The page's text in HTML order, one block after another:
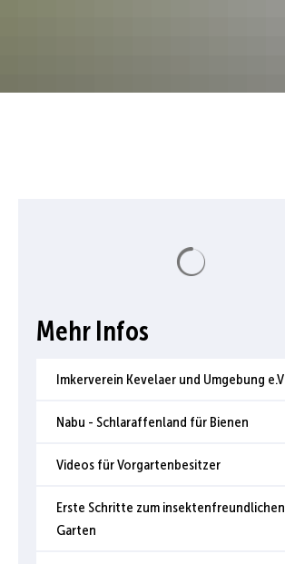
Mehr Infos
Imkerverein Kevelaer und Umgebung e.V
Nabu - Schlaraffenland für Bienen
Videos für Vorgartenbesitzer
Erste Schritte zum insektenfreundlichen
Garten